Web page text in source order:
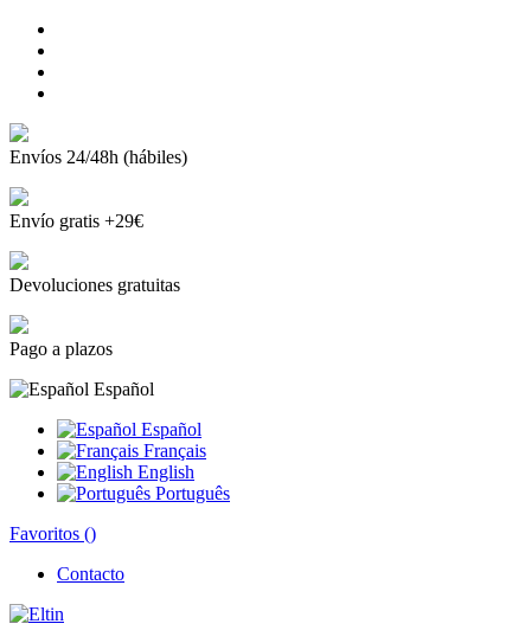
Envíos 24/48h (hábiles)
Envío gratis +29€
Devoluciones gratuitas
Pago a plazos
Español
Español
Français
English
Português
Favoritos ()
Contacto